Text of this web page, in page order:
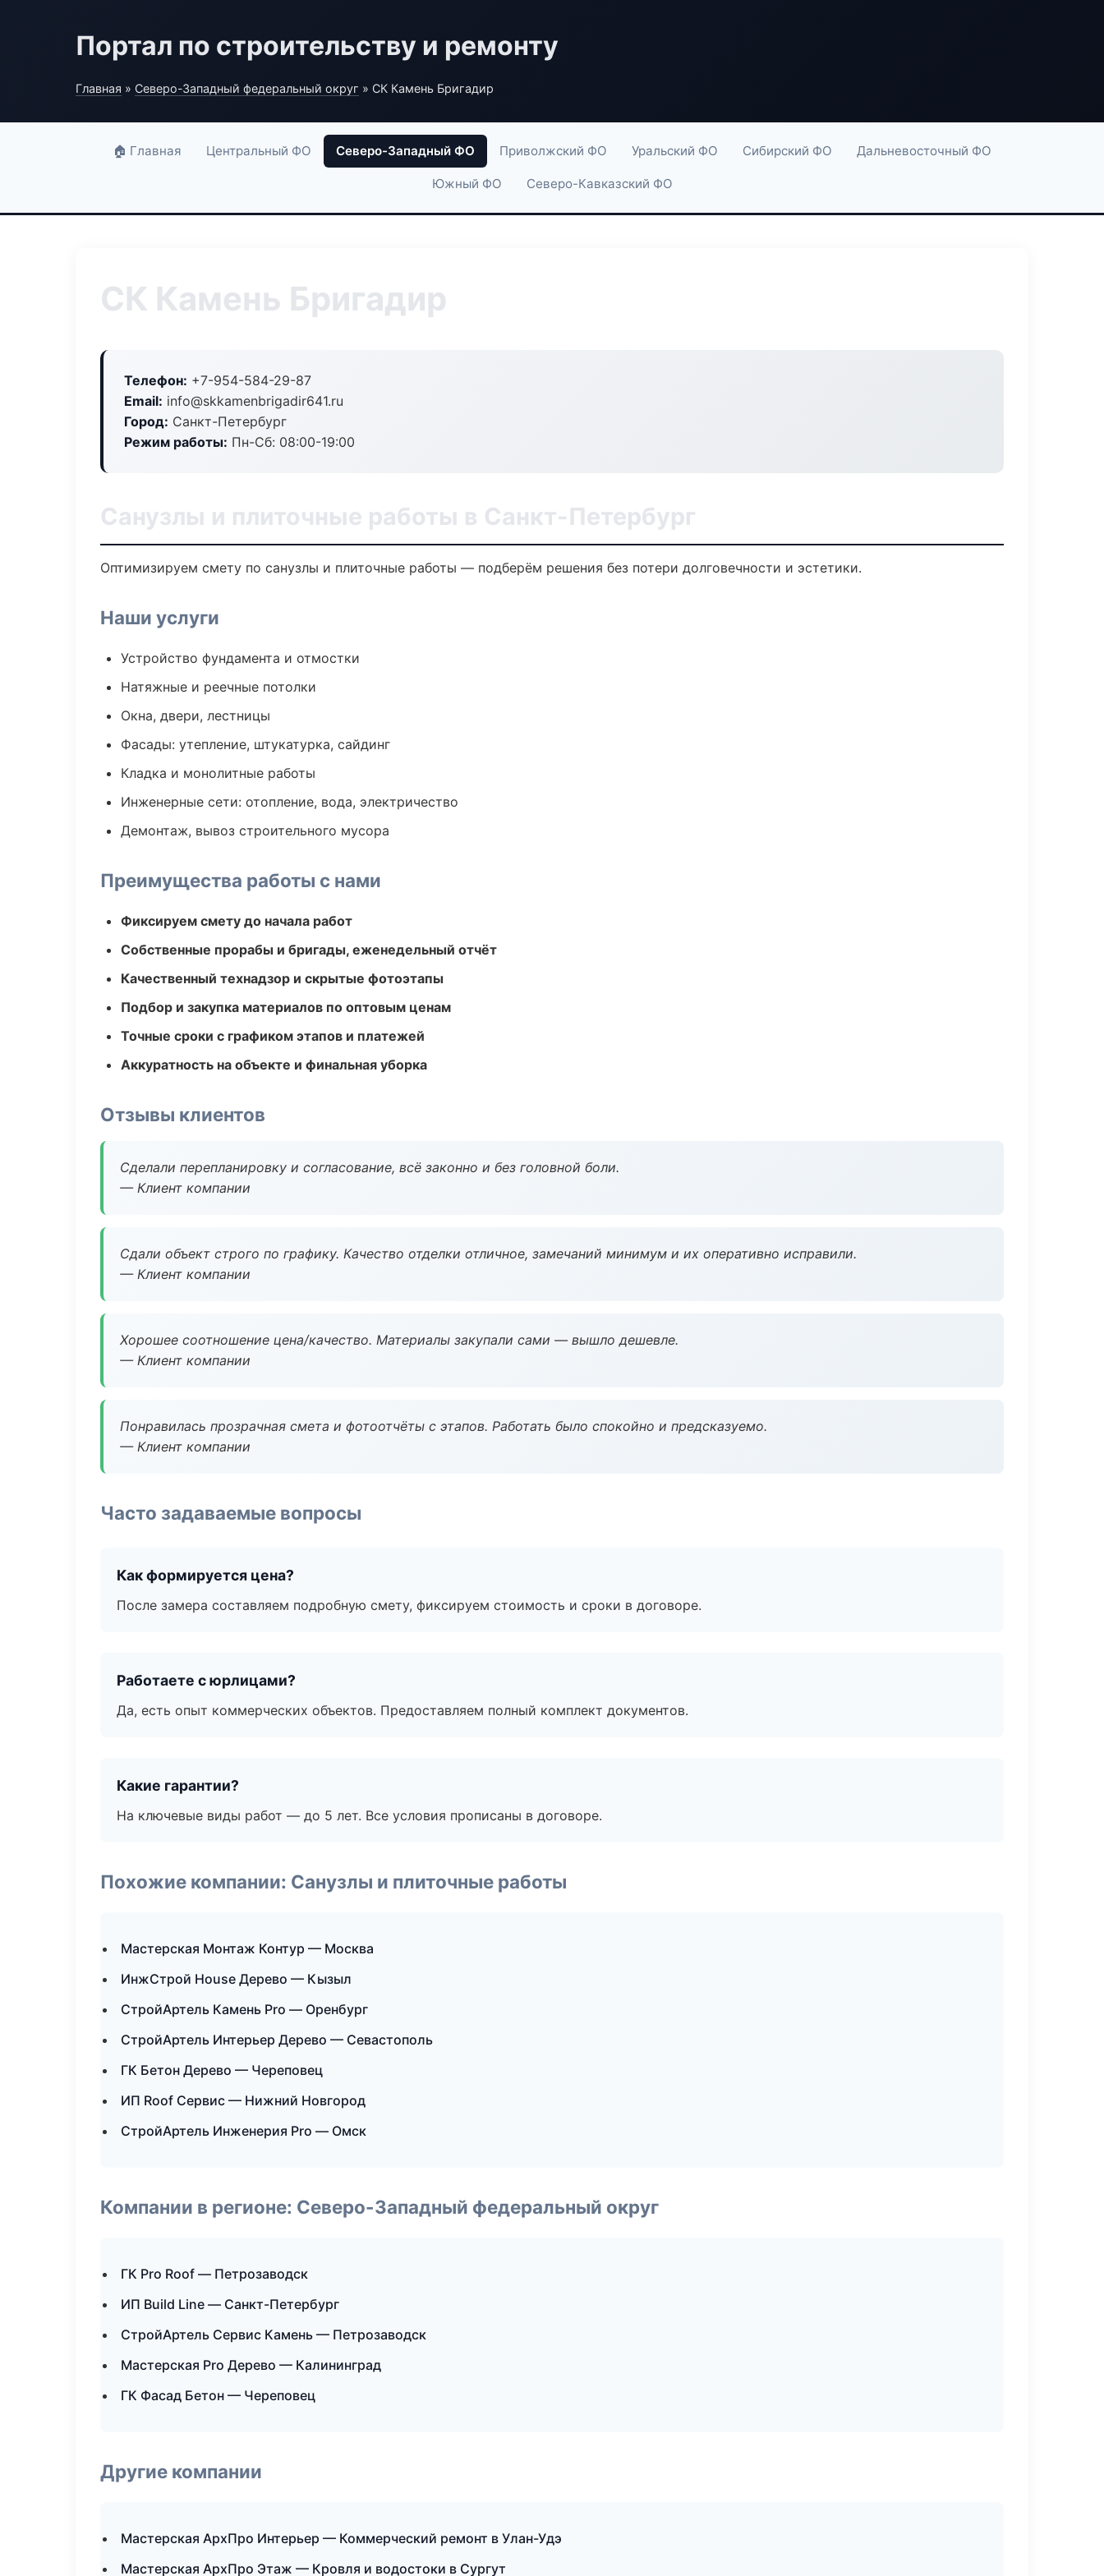
Портал по строительству и ремонту
Главная » Северо-Западный федеральный округ » СК Камень Бригадир
🏠 Главная Центральный ФО Северо-Западный ФО Приволжский ФО Уральский ФО Сибирский ФО Дальневосточный ФО
Южный ФО Северо-Кавказский ФО
СК Камень Бригадир
Телефон: +7-954-584-29-87
Email: info@skkamenbrigadir641.ru
Город: Санкт-Петербург
Режим работы: Пн-Сб: 08:00-19:00
Санузлы и плиточные работы в Санкт-Петербург
Оптимизируем смету по санузлы и плиточные работы — подберём решения без потери долговечности и эстетики.
Наши услуги
Устройство фундамента и отмостки
Натяжные и реечные потолки
Окна, двери, лестницы
Фасады: утепление, штукатурка, сайдинг
Кладка и монолитные работы
Инженерные сети: отопление, вода, электричество
Демонтаж, вывоз строительного мусора
Преимущества работы с нами
Фиксируем смету до начала работ
Собственные прорабы и бригады, еженедельный отчёт
Качественный технадзор и скрытые фотоэтапы
Подбор и закупка материалов по оптовым ценам
Точные сроки с графиком этапов и платежей
Аккуратность на объекте и финальная уборка
Отзывы клиентов
Сделали перепланировку и согласование, всё законно и без головной боли.
— Клиент компании
Сдали объект строго по графику. Качество отделки отличное, замечаний минимум и их оперативно исправили.
— Клиент компании
Хорошее соотношение цена/качество. Материалы закупали сами — вышло дешевле.
— Клиент компании
Понравилась прозрачная смета и фотоотчёты с этапов. Работать было спокойно и предсказуемо.
— Клиент компании
Часто задаваемые вопросы
Как формируется цена?
После замера составляем подробную смету, фиксируем стоимость и сроки в договоре.
Работаете с юрлицами?
Да, есть опыт коммерческих объектов. Предоставляем полный комплект документов.
Какие гарантии?
На ключевые виды работ — до 5 лет. Все условия прописаны в договоре.
Похожие компании: Санузлы и плиточные работы
Мастерская Монтаж Контур — Москва
ИнжСтрой House Дерево — Кызыл
СтройАртель Камень Pro — Оренбург
СтройАртель Интерьер Дерево — Севастополь
ГК Бетон Дерево — Череповец
ИП Roof Сервис — Нижний Новгород
СтройАртель Инженерия Pro — Омск
Компании в регионе: Северо-Западный федеральный округ
ГК Pro Roof — Петрозаводск
ИП Build Line — Санкт-Петербург
СтройАртель Сервис Камень — Петрозаводск
Мастерская Pro Дерево — Калининград
ГК Фасад Бетон — Череповец
Другие компании
Мастерская АрхПро Интерьер — Коммерческий ремонт в Улан-Удэ
Мастерская АрхПро Этаж — Кровля и водостоки в Сургут